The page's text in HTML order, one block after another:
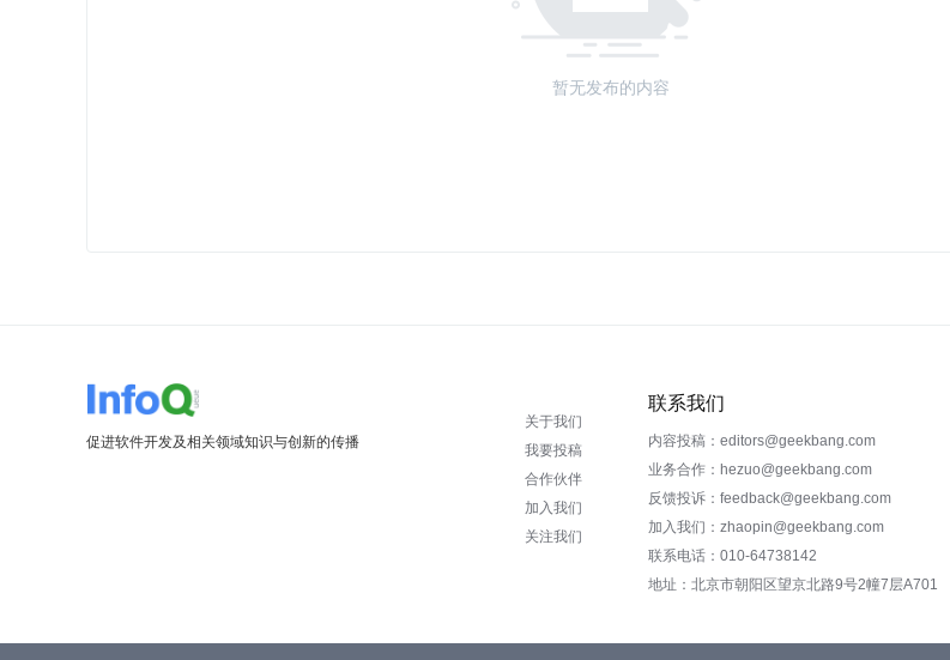
暂无发布的内容
促进软件开发及相关领域知识与创新的传播
关于我们
我要投稿
合作伙伴
加入我们
关注我们
联系我们
内容投稿：editors@geekbang.com
业务合作：hezuo@geekbang.com
反馈投诉：feedback@geekbang.com
加入我们：zhaopin@geekbang.com
联系电话：010-64738142
地址：北京市朝阳区望京北路9号2幢7层A701